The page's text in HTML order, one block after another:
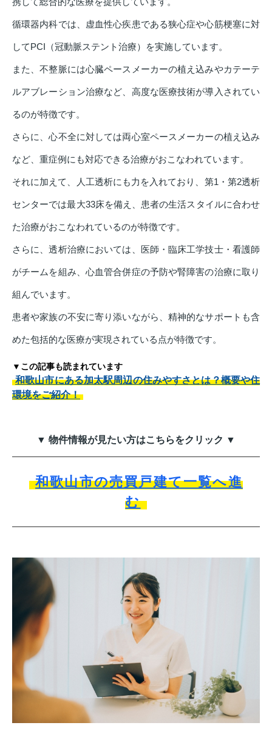
循環器内科では、虚血性心疾患である狭心症や心筋梗塞に対
してPCI（冠動脈ステント治療）を実施しています。
また、不整脈には心臓ペースメーカーの植え込みやカテーテ
ルアブレーション治療など、高度な医療技術が導入されてい
るのが特徴です。
さらに、心不全に対しては両心室ペースメーカーの植え込み
など、重症例にも対応できる治療がおこなわれています。
それに加えて、人工透析にも力を入れており、第1・第2透析
センターでは最大33床を備え、患者の生活スタイルに合わせ
た治療がおこなわれているのが特徴です。
さらに、透析治療においては、医師・臨床工学技士・看護師
がチームを組み、心血管合併症の予防や腎障害の治療に取り
組んでいます。
患者や家族の不安に寄り添いながら、精神的なサポートも含
めた包括的な医療が実現されている点が特徴です。
▼この記事も読まれています
和歌山市にある加太駅周辺の住みやすさとは？概要や住
環境をご紹介！
▼ 物件情報が見たい方はこちらをクリック ▼
和歌山市の売買戸建て一覧へ進
む